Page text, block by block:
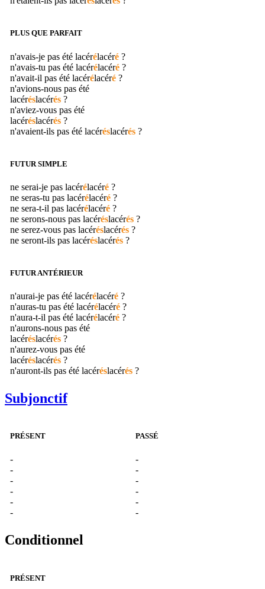
PLUS QUE PARFAIT
n'avais-je pas été lacérélacéré ?
n'avais-tu pas été lacérélacéré ?
n'avait-il pas été lacérélacéré ?
n'avions-nous pas été
lacéréslacérés ?
n'aviez-vous pas été
lacéréslacérés ?
n'avaient-ils pas été lacéréslacérés ?
FUTUR SIMPLE
ne serai-je pas lacérélacéré ?
ne seras-tu pas lacérélacéré ?
ne sera-t-il pas lacérélacéré ?
ne serons-nous pas lacéréslacérés ?
ne serez-vous pas lacéréslacérés ?
ne seront-ils pas lacéréslacérés ?
FUTUR ANTÉRIEUR
n'aurai-je pas été lacérélacéré ?
n'auras-tu pas été lacérélacéré ?
n'aura-t-il pas été lacérélacéré ?
n'aurons-nous pas été
lacéréslacérés ?
n'aurez-vous pas été
lacéréslacérés ?
n'auront-ils pas été lacéréslacérés ?
Subjonctif
PRÉSENT
-
-
-
-
-
-
PASSÉ
-
-
-
-
-
-
Conditionnel
PRÉSENT